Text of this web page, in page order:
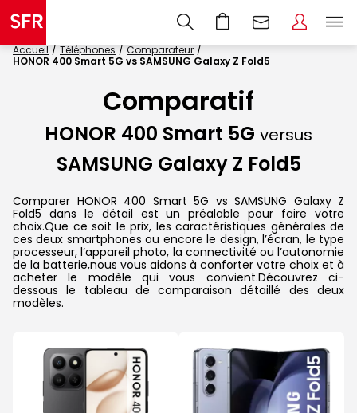
Accueil Téléphones
Comparateur
HONOR 400 Smart 5G vs SAMSUNG Galaxy Z Fold5
Comparatif
HONOR 400 Smart 5G versus
SAMSUNG Galaxy Z Fold5
Comparer HONOR 400 Smart 5G vs SAMSUNG Galaxy Z
Fold5 dans le détail est un préalable pour faire votre
choix.Que ce soit le prix, les caractéristiques générales de
ces deux smartphones ou encore le design, l’écran, le type
processeur, l’appareil photo, la connectivité ou l’autonomie
de la batterie,nous vous aidons à conforter votre choix et à
acheter le modèle qui vous convient.Découvrez ci-
dessous le tableau de comparaison détaillé des deux
modèles.